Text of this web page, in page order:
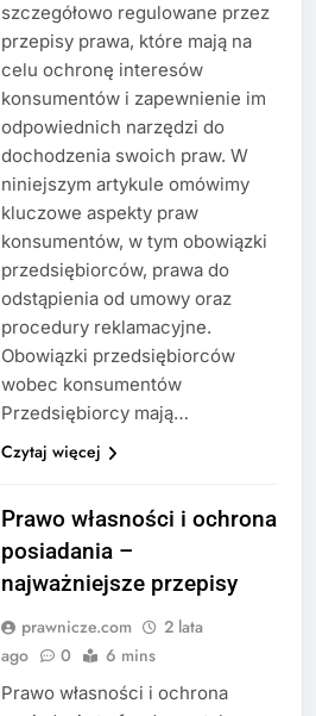
szczegółowo regulowane przez
przepisy prawa, które mają na
celu ochronę interesów
konsumentów i zapewnienie im
odpowiednich narzędzi do
dochodzenia swoich praw. W
niniejszym artykule omówimy
kluczowe aspekty praw
konsumentów, w tym obowiązki
przedsiębiorców, prawa do
odstąpienia od umowy oraz
procedury reklamacyjne.
Obowiązki przedsiębiorców
wobec konsumentów
Przedsiębiorcy mają…
Czytaj więcej
Prawo własności i ochrona
posiadania –
najważniejsze przepisy
prawnicze.com
2 lata
ago
0 6 mins
Prawo własności i ochrona